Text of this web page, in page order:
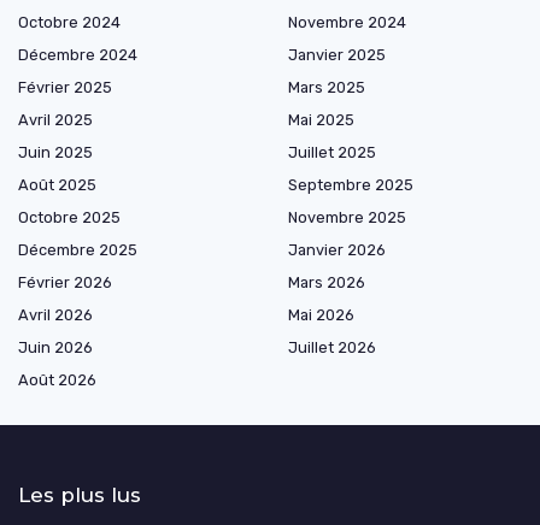
Octobre 2024
Novembre 2024
Décembre 2024
Janvier 2025
Février 2025
Mars 2025
Avril 2025
Mai 2025
Juin 2025
Juillet 2025
Août 2025
Septembre 2025
Octobre 2025
Novembre 2025
Décembre 2025
Janvier 2026
Février 2026
Mars 2026
Avril 2026
Mai 2026
Juin 2026
Juillet 2026
Août 2026
Les plus lus